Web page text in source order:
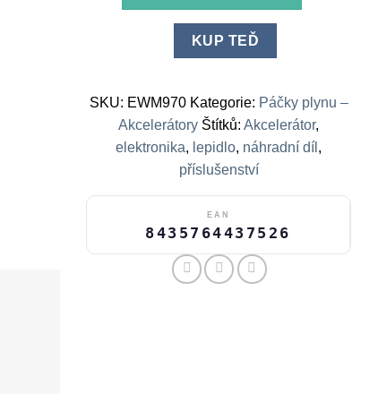
množství
KUP TEĎ
SKU: EWM970 Kategorie: Páčky plynu –
Akcelerátory Štítků:Akcelerátor,
elektronika, lepidlo, náhradní díl ,
příslušenství
EAN
8435764437526